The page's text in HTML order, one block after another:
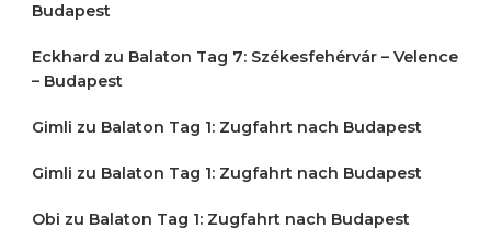
Budapest
Eckhard zu Balaton Tag 7: Székesfehérvár – Velence
– Budapest
Gimli zu Balaton Tag 1: Zugfahrt nach Budapest
Gimli zu Balaton Tag 1: Zugfahrt nach Budapest
Obi zu Balaton Tag 1: Zugfahrt nach Budapest